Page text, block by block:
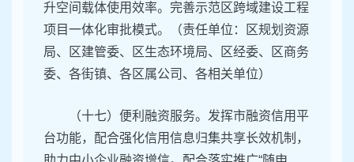
升空间载体使用效率。完善示范区跨域建设工程
项目一体化审批模式。（责任单位：区规划资源
局、区建管委、区生态环境局、区经委、区商务
委、各街镇、各区属公司、各相关单位）
（十七）便利融资服务。发挥市融资信用平
台功能，配合强化信用信息归集共享长效机制，